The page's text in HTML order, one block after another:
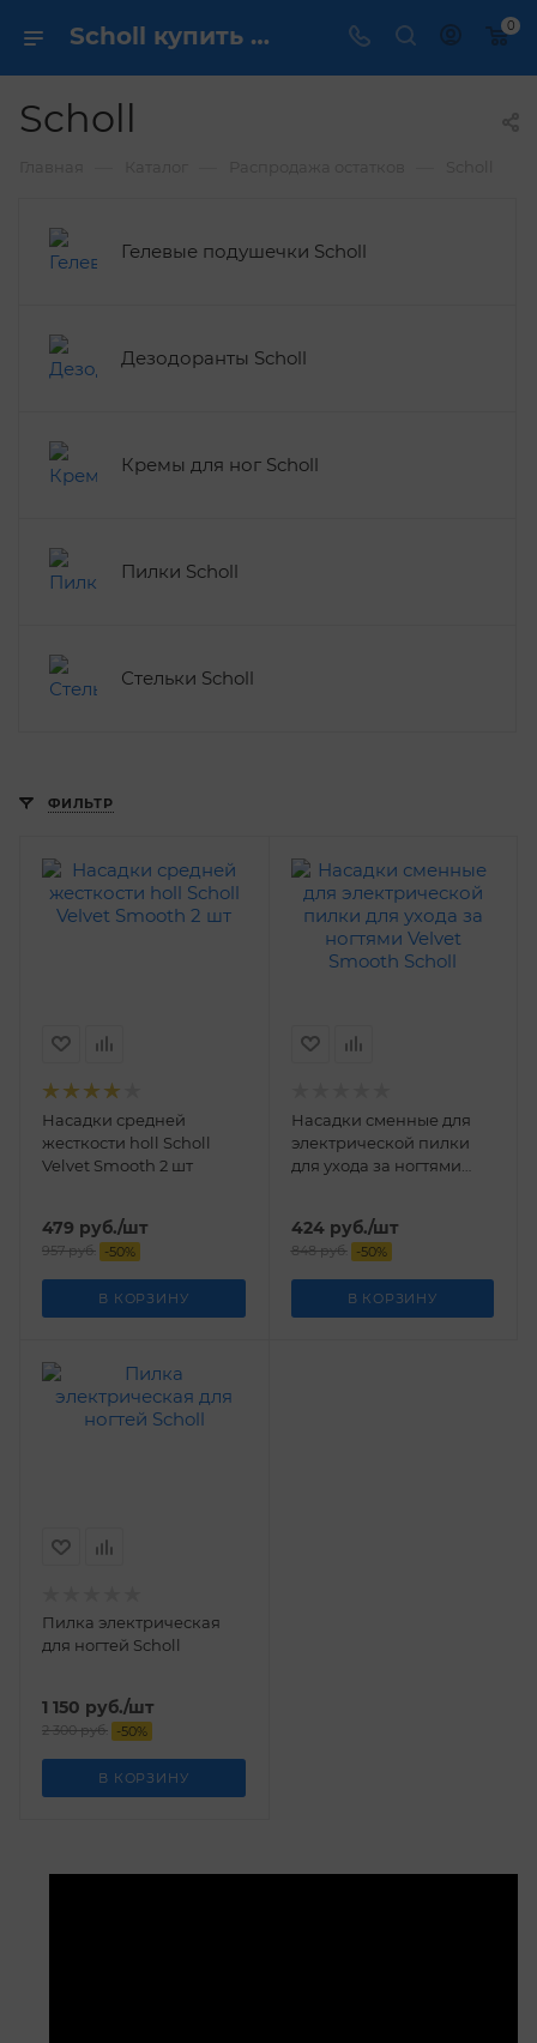
Scholl купить ✔️ по выгодной цене 0
Scholl
Гелевые подушечки Scholl
Дезодоранты Scholl
Кремы для ног Scholl
Пилки Scholl
Стельки Scholl
ФИЛЬТР
Насадки средней
жесткости holl Scholl
Velvet Smooth 2 шт
479 руб./шт
957руб. -50%
В КОРЗИНУ
Насадки сменные для
электрической пилки
для ухода за ногтями
424руб./шт
848руб. -50%
В КОРЗИНУ
Пилка электрическая
для ногтей Scholl
1 150 руб./шт
2 300руб. -50%
В КОРЗИНУ